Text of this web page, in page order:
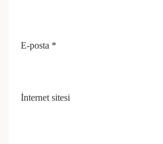
E-posta *
İnternet sitesi